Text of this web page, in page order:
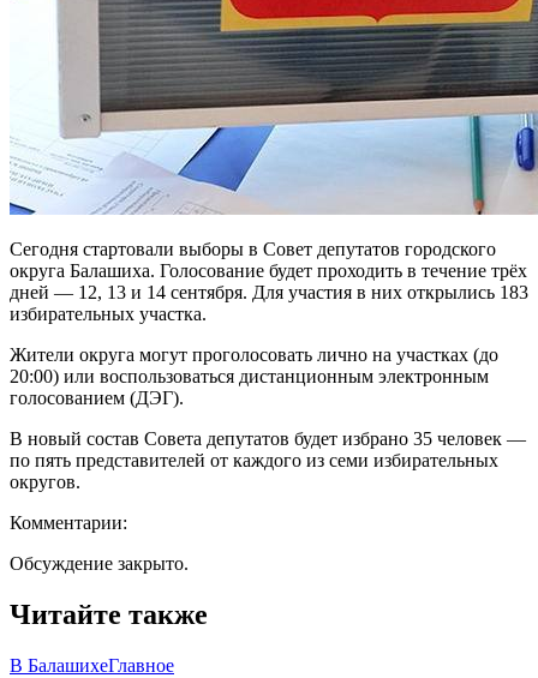
Сегодня стартовали выборы в Совет депутатов городского
округа Балашиха. Голосование будет проходить в течение трёх
дней — 12, 13 и 14 сентября. Для участия в них открылись 183
избирательных участка.
Жители округа могут проголосовать лично на участках (до
20:00) или воспользоваться дистанционным электронным
голосованием (ДЭГ).
В новый состав Совета депутатов будет избрано 35 человек —
по пять представителей от каждого из семи избирательных
округов.
Комментарии:
Обсуждение закрыто.
Читайте также
В БалашихеГлавное